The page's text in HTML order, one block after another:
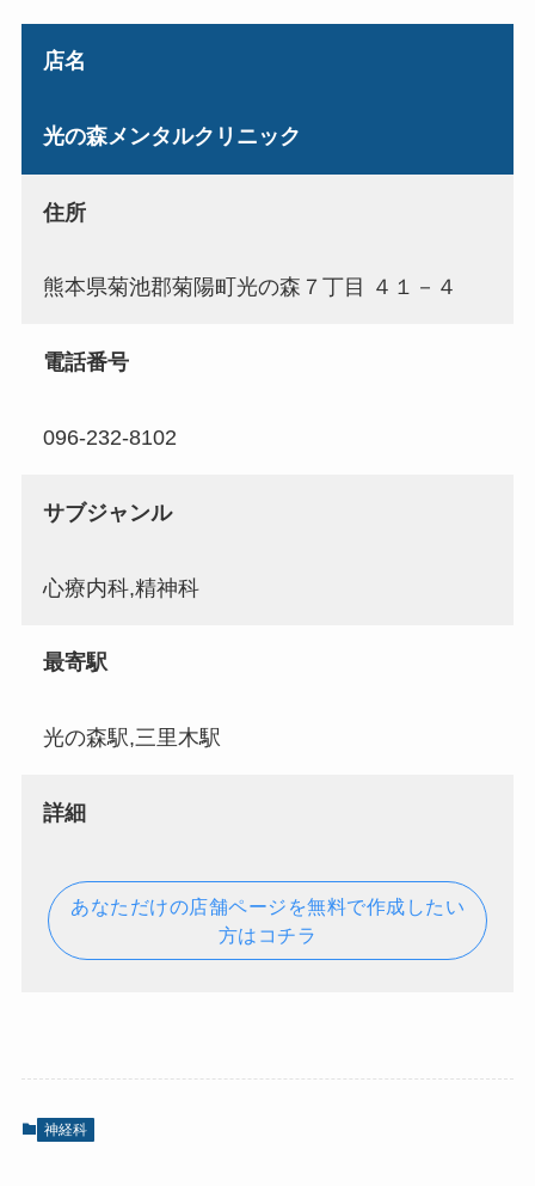
店名
光の森メンタルクリニック
住所
熊本県菊池郡菊陽町光の森７丁目 ４１－４
電話番号
096-232-8102
サブジャンル
心療内科,精神科
最寄駅
光の森駅,三里木駅
詳細
あなただけの店舗ページを無料で作成したい
方はコチラ
神経科